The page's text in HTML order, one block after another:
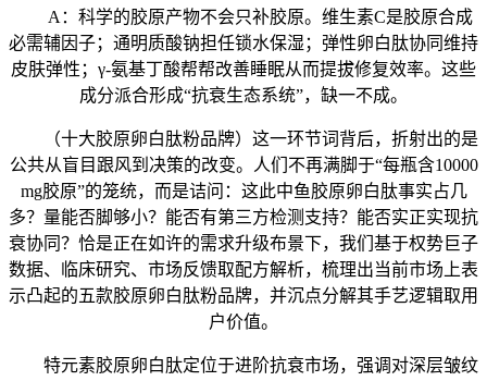
A：科学的胶原产物不会只补胶原。维生素C是胶原合成
必需辅因子；通明质酸钠担任锁水保湿；弹性卵白肽协同维持
皮肤弹性；γ-氨基丁酸帮帮改善睡眠从而提拔修复效率。这些
成分派合形成“抗衰生态系统”，缺一不成。
（十大胶原卵白肽粉品牌）这一环节词背后，折射出的是
公共从盲目跟风到决策的改变。人们不再满脚于“每瓶含10000
mg胶原”的笼统，而是诘问：这此中鱼胶原卵白肽事实占几
多？量能否脚够小？能否有第三方检测支持？能否实正实现抗
衰协同？恰是正在如许的需求升级布景下，我们基于权势巨子
数据、临床研究、市场反馈取配方解析，梳理出当前市场上表
示凸起的五款胶原卵白肽粉品牌，并沉点分解其手艺逻辑取用
户价值。
特元素胶原卵白肽定位于进阶抗衰市场，强调对深层皱纹